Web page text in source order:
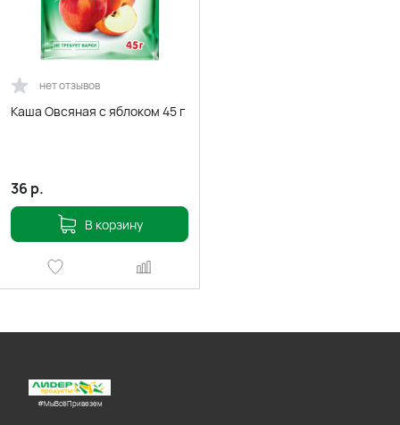
нет отзывов
Каша Овсяная с яблоком 45 г
36 р.
В корзину
#МыВсёПривезем